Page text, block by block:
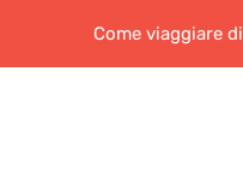
Come viaggiare